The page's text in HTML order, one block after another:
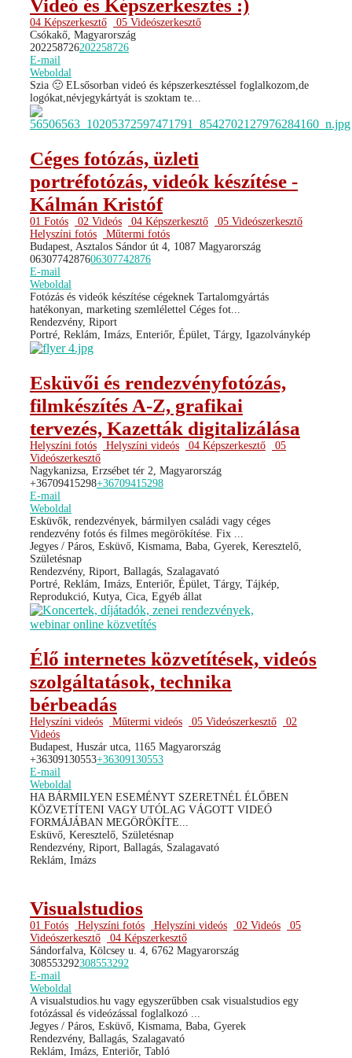
Videó és Képszerkesztés :)
04 Képszerkesztő
05 Videószerkesztő
Csókakő, Magyarország
202258726202258726
E-mail
Weboldal
Szia 🙂 ELsősorban videó és képszerkesztéssel foglalkozom,de
logókat,névjegykártyát is szoktam te...
Céges fotózás, üzleti
portréfotózás, videók készítése -
Kálmán Kristóf
01 Fotós 02 Videós 04 Képszerkesztő
05 Videószerkesztő
Helyszíni fotós
Műtermi fotós
Budapest, Asztalos Sándor út 4, 1087 Magyarország
0630774287606307742876
E-mail
Weboldal
Fotózás és videók készítése cégeknek Tartalomgyártás
hatékonyan, marketing szemlélettel Céges fot...
Rendezvény, Riport
Portré, Reklám, Imázs, Enteriőr, Épület, Tárgy, Igazolványkép
Esküvői és rendezvényfotózás,
filmkészítés A-Z, grafikai
tervezés, Kazetták digitalizálása
Helyszíni fotós Helyszíni videós 04 Képszerkesztő
05
Videószerkesztő
Nagykanizsa, Erzsébet tér 2, Magyarország
+36709415298+36709415298
E-mail
Weboldal
Esküvők, rendezvények, bármilyen családi vagy céges
rendezvény fotós és filmes megörökítése. Fix ...
Jegyes / Páros, Esküvő, Kismama, Baba, Gyerek, Keresztelő,
Születésnap
Rendezvény, Riport, Ballagás, Szalagavató
Portré, Reklám, Imázs, Enteriőr, Épület, Tárgy, Tájkép,
Reprodukció, Kutya, Cica, Egyéb állat
Élő internetes közvetítések, videós
szolgáltatások, technika
bérbeadás
Helyszíni videós Műtermi videós 05 Videószerkesztő
02
Videós
Budapest, Huszár utca, 1165 Magyarország
+36309130553+36309130553
E-mail
Weboldal
HA BÁRMILYEN ESEMÉNYT SZERETNÉL ÉLŐBEN
KÖZVETÍTENI VAGY UTÓLAG VÁGOTT VIDEÓ
FORMÁJÁBAN MEGÖRÖKÍTE...
Esküvő, Keresztelő, Születésnap
Rendezvény, Riport, Ballagás, Szalagavató
Reklám, Imázs
Visualstudios
01 Fotós Helyszíni fotós Helyszíni videós 02 Videós
05
Videószerkesztő
04 Képszerkesztő
Sándorfalva, Kölcsey u. 4, 6762 Magyarország
308553292308553292
E-mail
Weboldal
A visualstudios.hu vagy egyszerűbben csak visualstudios egy
fotózással és videózással foglalkozó ...
Jegyes / Páros, Esküvő, Kismama, Baba, Gyerek
Rendezvény, Ballagás, Szalagavató
Reklám, Imázs, Enteriőr, Tabló